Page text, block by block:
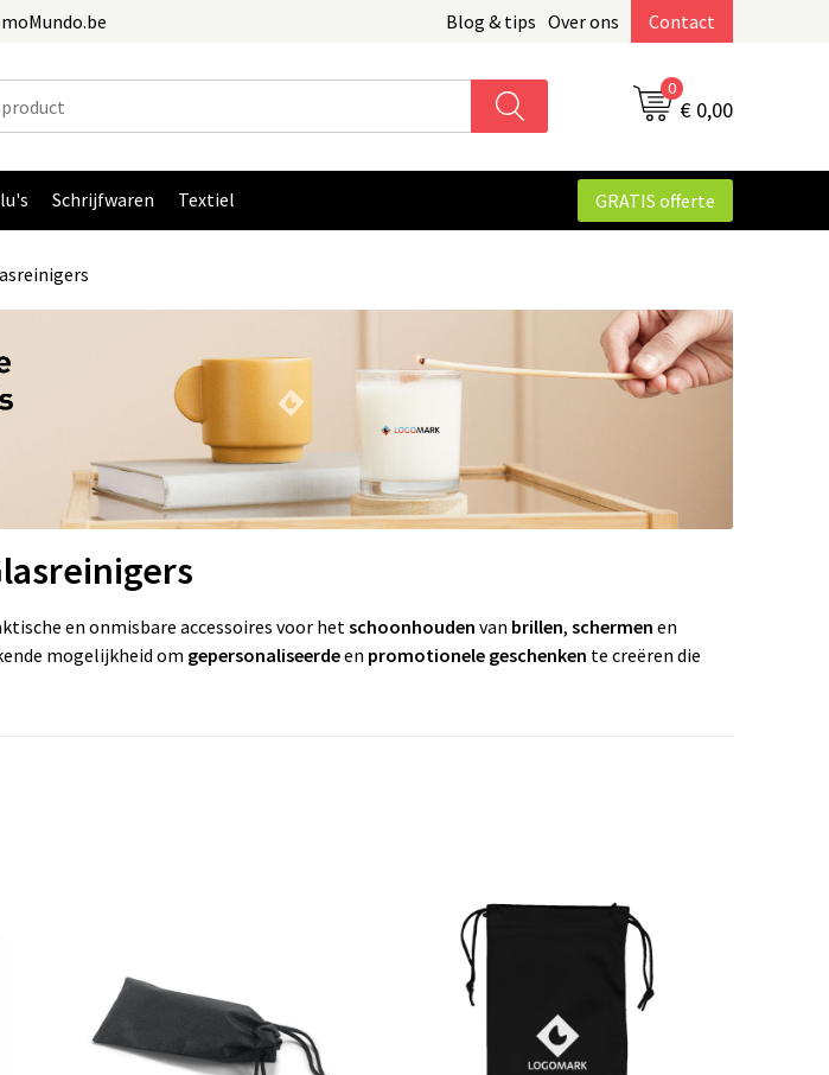
Blog & tips Over ons Contact
0
€ 0,00
Schrijfwaren Textiel GRATIS offerte
en onmisbare accessoires voor het schoonhouden van brillen, schermen en
mogelijkheid om gepersonaliseerdeen promotionele geschenken te creëren die